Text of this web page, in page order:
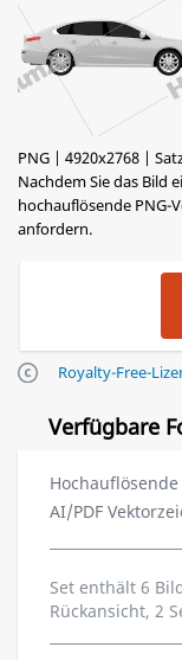
PNG | 4920x2768 |
Nachdem Sie das Bild
hochauflösende
anfordern.
Royalty-Free-
Verfügbare
AI/PDF
Set enthält 6
Rückansicht, 2